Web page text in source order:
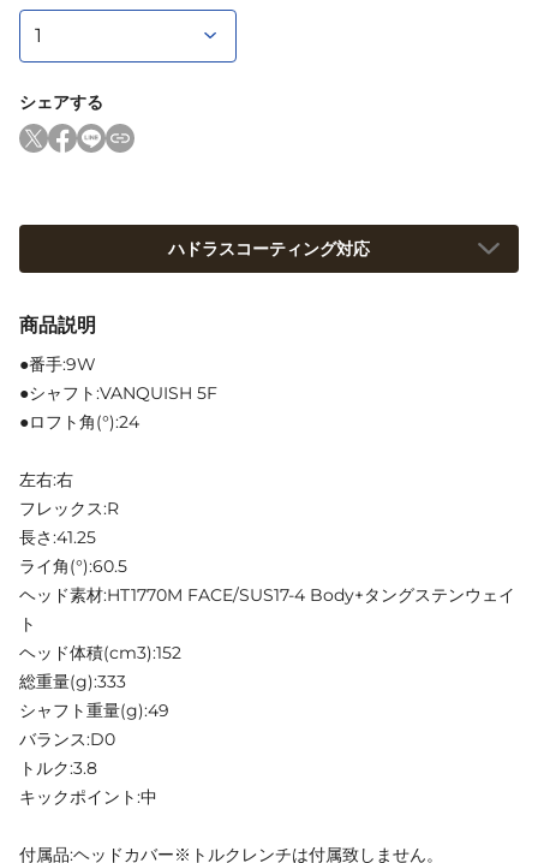
シェアする
ハドラスコーティング対応
商品説明
●番手:9W
●シャフト:VANQUISH 5F
●ロフト角(°):24
左右:右
フレックス:R
長さ:41.25
ライ角(°):60.5
ヘッド素材:HT1770M FACE/SUS17-4 Body+タングステンウェイ
ト
ヘッド体積(cm3):152
総重量(g):333
シャフト重量(g):49
バランス:D0
トルク:3.8
キックポイント:中
付属品:ヘッドカバー※トルクレンチは付属致しません。